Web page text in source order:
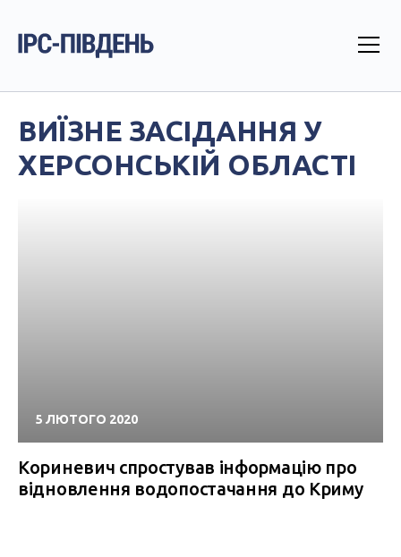
ВИЇЗНЕ ЗАСІДАННЯ У
ХЕРСОНСЬКІЙ ОБЛАСТІ
5 ЛЮТОГО 2020
Кориневич спростував інформацію про
відновлення водопостачання до Криму